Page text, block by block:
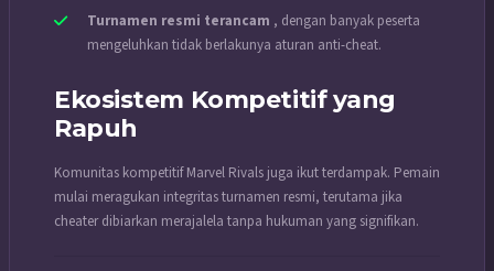
Turnamen resmi terancam , dengan banyak peserta
mengeluhkan tidak berlakunya aturan anti-cheat.
Ekosistem Kompetitif yang
Rapuh
Komunitas kompetitif Marvel Rivals juga ikut terdampak. Pemain
mulai meragukan integritas turnamen resmi, terutama jika
cheater dibiarkan merajalela tanpa hukuman yang signifikan.